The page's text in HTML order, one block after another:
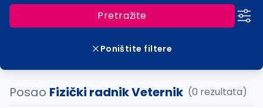
Pretražite
Poništite filtere
Posao Fizički radnik Veternik (0 rezultata)